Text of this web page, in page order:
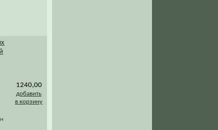
1240,00
добавить
в корзину